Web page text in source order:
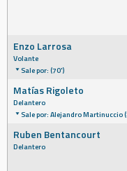
Enzo Larrosa
Volante
Sale por: (70')
Matías Rigoleto
Delantero
Sale por: Alejandro Martinuccio
Ruben Bentancourt
Delantero